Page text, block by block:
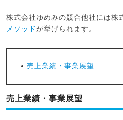
株式会社ゆめみの競合他社には株
メソッドが挙げられます。
売上業績・事業展望
売上業績・事業展望